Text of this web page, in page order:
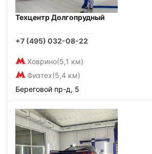
Техцентр Долгопрудный
+7 (495) 032-08-22
Ховрино(5,1 км)
Физтех(5,4 км)
Береговой пр-д, 5